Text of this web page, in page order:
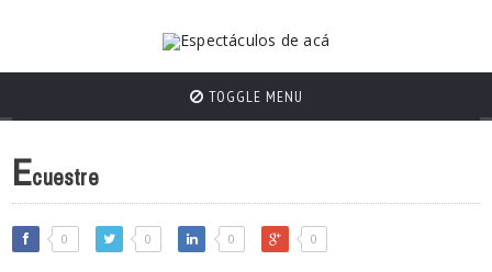
TOGGLE MENU
Ecuestre
0 0 0 0